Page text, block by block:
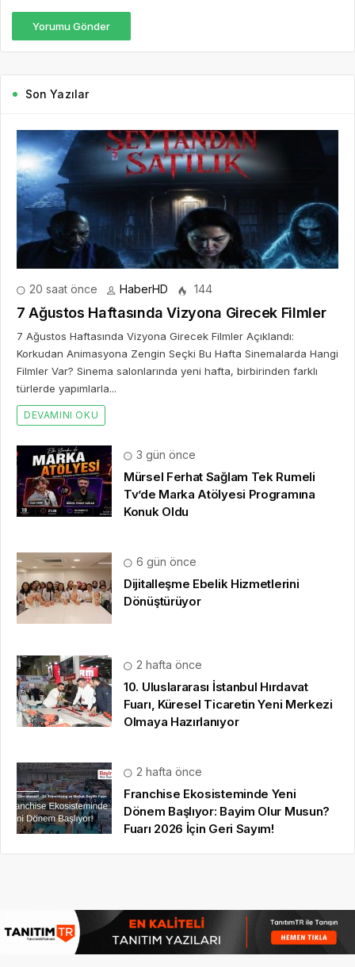
Yorumu Gönder
Son Yazılar
20 saat önce HaberHD 144
7 Ağustos Haftasında Vizyona Girecek Filmler
7 Ağustos Haftasında Vizyona Girecek Filmler Açıklandı:
Korkudan Animasyona Zengin Seçki Bu Hafta Sinemalarda Hangi
Filmler Var? Sinema salonlarında yeni hafta, birbirinden farklı
türlerde yapımlarla...
DEVAMINI OKU
3 gün önce
Mürsel Ferhat Sağlam Tek Rumeli
Tv’de Marka Atölyesi Programına
Konuk Oldu
6 gün önce
Dijitalleşme Ebelik Hizmetlerini
Dönüştürüyor
2 hafta önce
10. Uluslararası İstanbul Hırdavat
Fuarı, Küresel Ticaretin Yeni Merkezi
Olmaya Hazırlanıyor
2 hafta önce
Franchise Ekosisteminde Yeni
Dönem Başlıyor: Bayim Olur Musun?
Fuarı 2026 İçin Geri Sayım!